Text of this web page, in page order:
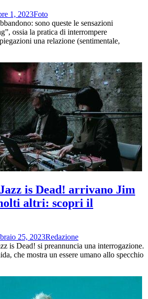
1, 2023Foto
sono queste le sensazioni
ossia la pratica di interrompere
una relazione (sentimentale,
is Dead! arrivano Jim
altri: scopri il
25, 2023Redazione
is Dead! si preannuncia una interrogazione.
che mostra un essere umano allo specchio